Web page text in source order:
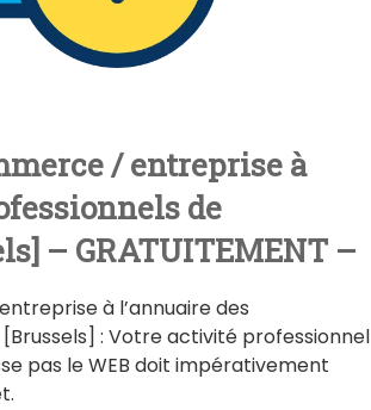
/ entreprise à
de
– GRATUITEMENT –
à l’annuaire des
: Votre activité professionnel
pas le WEB doit impérativement